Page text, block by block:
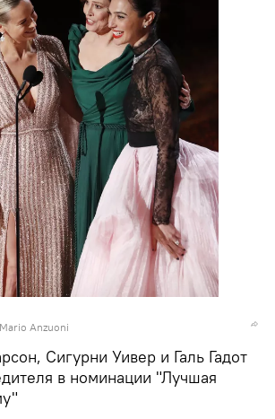
Anzuoni
Сигурни Уивер и Галь Гадот
в номинации "Лучшая